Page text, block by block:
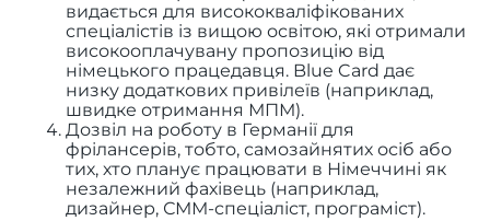
видається для висококваліфікованих
спеціалістів із вищою освітою, які отримали
високооплачувану пропозицію від
німецького працедавця. Blue Card дає
низку додаткових привілеїв (наприклад,
швидке отримання МПМ).
Дозвіл на роботу в Германії для
фрілансерів, тобто, самозайнятих осіб або
тих, хто планує працювати в Німеччині як
незалежний фахівець (наприклад,
дизайнер, СММ-спеціаліст, програміст).